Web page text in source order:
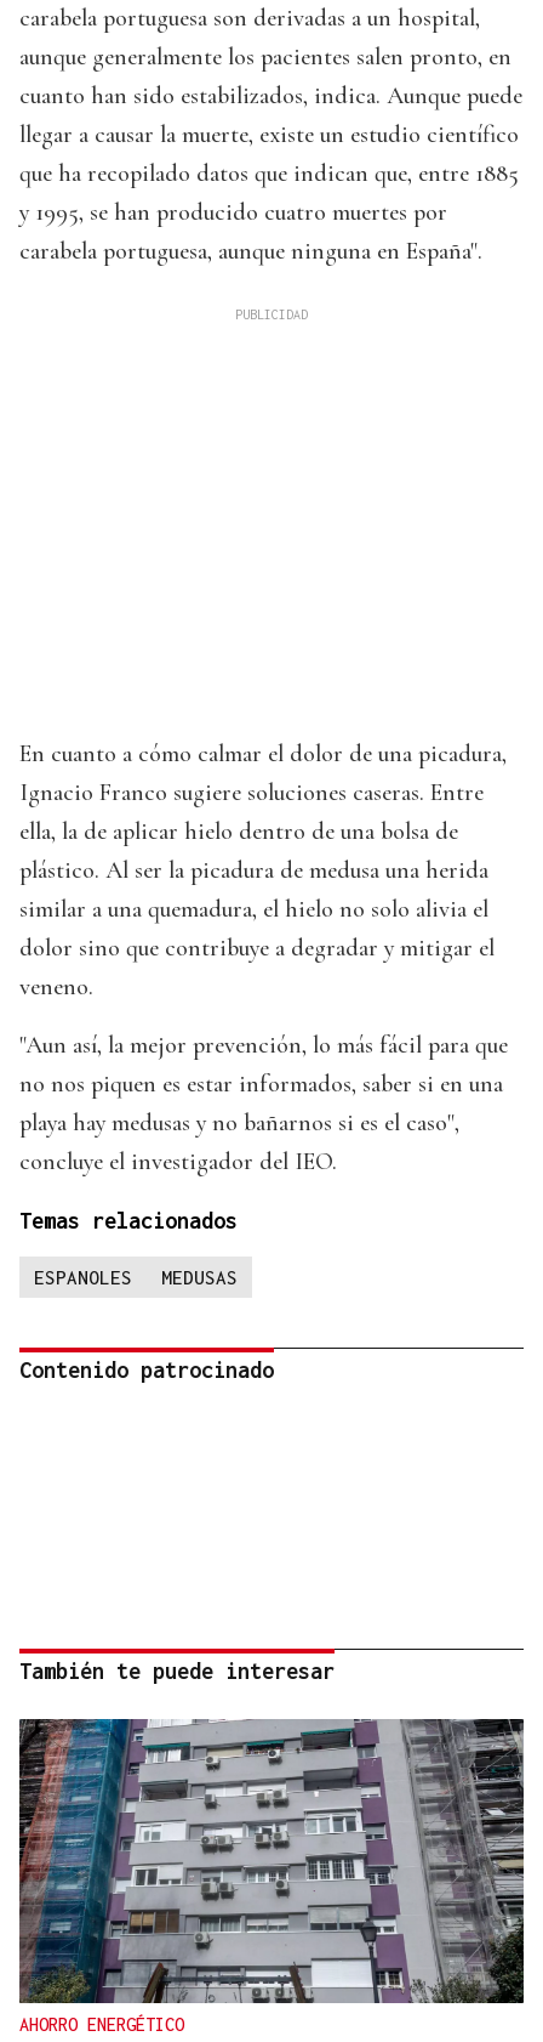
carabela portuguesa son derivadas a un hospital,
aunque generalmente los pacientes salen pronto, en
cuanto han sido estabilizados, indica. Aunque puede
llegar a causar la muerte, existe un estudio científico
que ha recopilado datos que indican que, entre 1885
y 1995, se han producido cuatro muertes por
carabela portuguesa, aunque ninguna en España".
En cuanto a cómo calmar el dolor de una picadura,
Ignacio Franco sugiere soluciones caseras. Entre
ella, la de aplicar hielo dentro de una bolsa de
plástico. Al ser la picadura de medusa una herida
similar a una quemadura, el hielo no solo alivia el
dolor sino que contribuye a degradar y mitigar el
veneno.
"Aun así, la mejor prevención, lo más fácil para que
no nos piquen es estar informados, saber si en una
playa hay medusas y no bañarnos si es el caso",
concluye el investigador del IEO.
Temas relacionados
ESPANOLES MEDUSAS
Contenido patrocinado
También te puede interesar
AHORRO ENERGÉTICO